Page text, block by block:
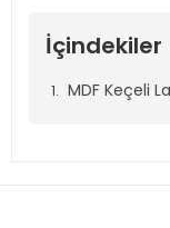
İçindekiler
MDF Keçeli